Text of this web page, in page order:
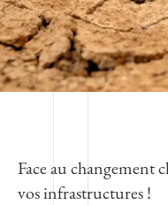
Face au changement
vos infrastructures !